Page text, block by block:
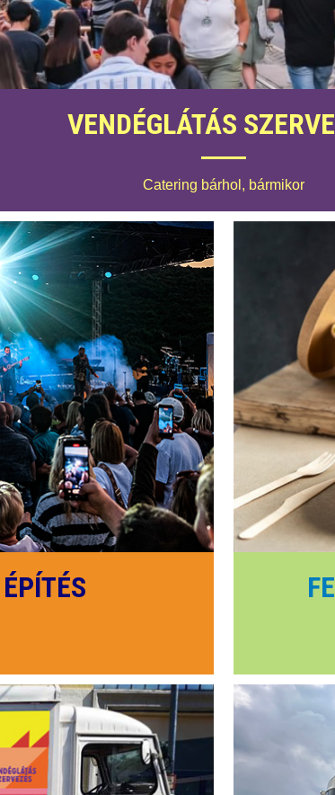
VENDÉGLÁTÁS
Catering bárhol, bármikor